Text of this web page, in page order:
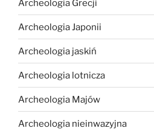
Archeologia Grecji
Archeologia Japonii
Archeologia jaskiń
Archeologia lotnicza
Archeologia Majów
Archeologia nieinwazyjna